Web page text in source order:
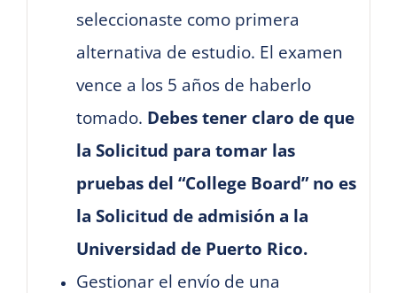
seleccionaste como primera
alternativa de estudio. El examen
vence a los 5 años de haberlo
tomado. Debes tener claro de que
la Solicitud para tomar las
pruebas del “College Board” no es
la Solicitud de admisión a la
Universidad de Puerto Rico.
Gestionar el envío de una